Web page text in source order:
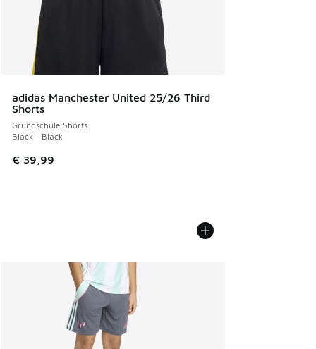
adidas Manchester United 25/26 Third
Shorts
Grundschule Shorts
Black - Black
€ 39,99